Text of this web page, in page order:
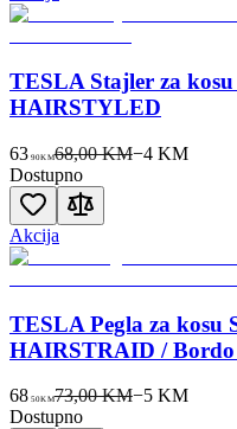
TESLA Stajler za
HAIRSTYLED
63 90KM68,00 KM−4KM
Dostupno
Akcija
TESLA Pegla za kosu
HAIRSTRAID / Bordo
68 50KM73,00 KM−5KM
Dostupno